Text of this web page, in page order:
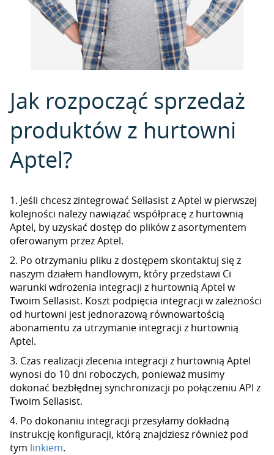
Jak rozpocząć sprzedaż
produktów z hurtowni
Aptel?
1. Jeśli chcesz zintegrować Sellasist z Aptel w pierwszej
kolejności należy nawiązać współpracę z hurtownią
Aptel, by uzyskać dostęp do plików z asortymentem
oferowanym przez Aptel.
2. Po otrzymaniu pliku z dostępem skontaktuj się z
naszym działem handlowym, który przedstawi Ci
warunki wdrożenia integracji z hurtownią Aptel w
Twoim Sellasist. Koszt podpięcia integracji w zależności
od hurtowni jest jednorazową równowartością
abonamentu za utrzymanie integracji z hurtownią
Aptel.
3. Czas realizacji zlecenia integracji z hurtownią Aptel
wynosi do 10 dni roboczych, ponieważ musimy
dokonać bezbłędnej synchronizacji po połączeniu API z
Twoim Sellasist.
4. Po dokonaniu integracji przesyłamy dokładną
instrukcję konfiguracji, którą znajdziesz również pod
tym linkiem.